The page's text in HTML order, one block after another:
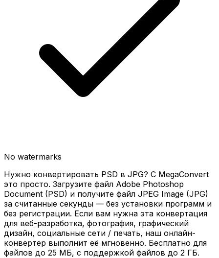
No watermarks
Нужно конвертировать PSD в JPG? С MegaConvert
это просто. Загрузите файл Adobe Photoshop
Document (PSD) и получите файл JPEG Image (JPG)
за считанные секунды — без установки программ и
без регистрации. Если вам нужна эта конвертация
для веб-разработка, фотография, графический
дизайн, социальные сети / печать, наш онлайн-
конвертер выполнит её мгновенно. Бесплатно для
файлов до 25 МБ, с поддержкой файлов до 2 ГБ.